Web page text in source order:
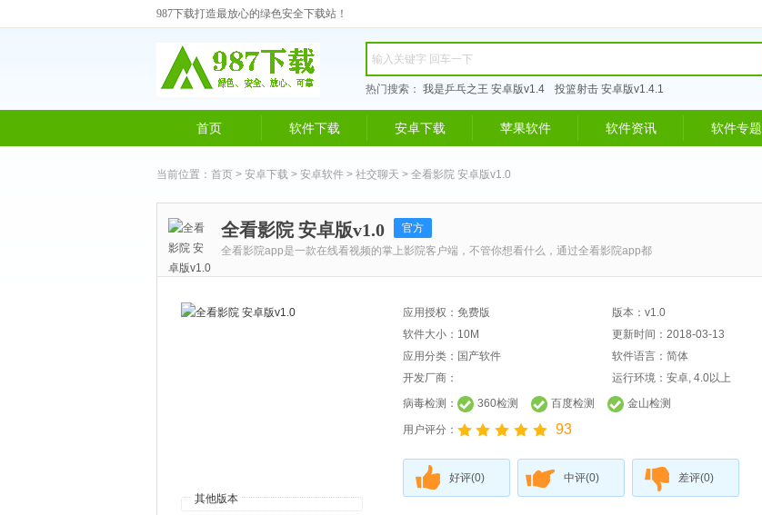
987下载打造最放心的绿色安全下载站！
热门搜索： 我是乒乓之王 安卓版v1.4 投篮射击 安卓版v1.4.1
首页 软件下载 安卓下载 苹果软件 软件资讯 软件专题
当前位置： 首页 > 安卓下载 > 安卓软件 > 社交聊天 > 全看影院 安卓版v1.0
全看影院 安卓版v1.0
全看影院app是一款在线看视频的掌上影院客户端，不管你想看什么，通过全看影院app都
官方
其他版本
应用授权： 免费版 版本： v1.0
软件大小： 10M 更新时间： 2018-03-13
应用分类： 国产软件 软件语言： 简体
开发厂商：
运行环境： 安卓, 4.0以上
病毒检测：
360检测 百度检测 金山检测
用户评分： 93
好评(0) 中评(0) 差评(0)